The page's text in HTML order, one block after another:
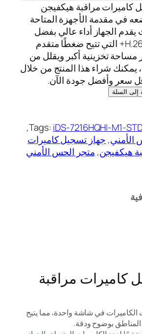
كاميرات مراقبة هيكفيجن
في مقدمة الأجهزة المتاحة
الجهاز أداء عالي بفضل
دعم تقنية H.265 Pro+ التي تتيح ضغطًا متقدم
مساحة تخزينية أكبر ويقلل من
يمكنك شراء هذا المنتج من خلال
سعر وأفضل جودة الآن.
إلى السلة
Tags:iDS-7216HQHI-M1-
,
الأمني, جهاز تسجيل كاميرات
هيكفيجن, متجر الحس الأمني
كاميرات مراقبة
في شاشة واحدة، مما يتيح
بوضوح ودقة.